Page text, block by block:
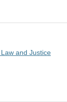
and Justice